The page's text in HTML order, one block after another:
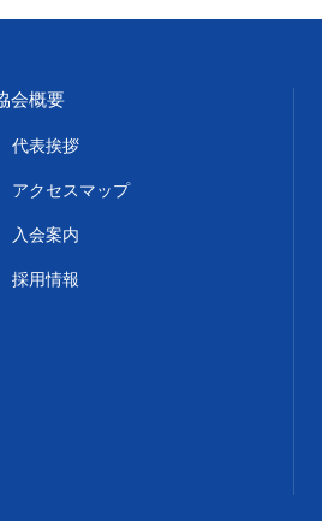
会概要
代表挨拶
アクセスマップ
入会案内
採用情報